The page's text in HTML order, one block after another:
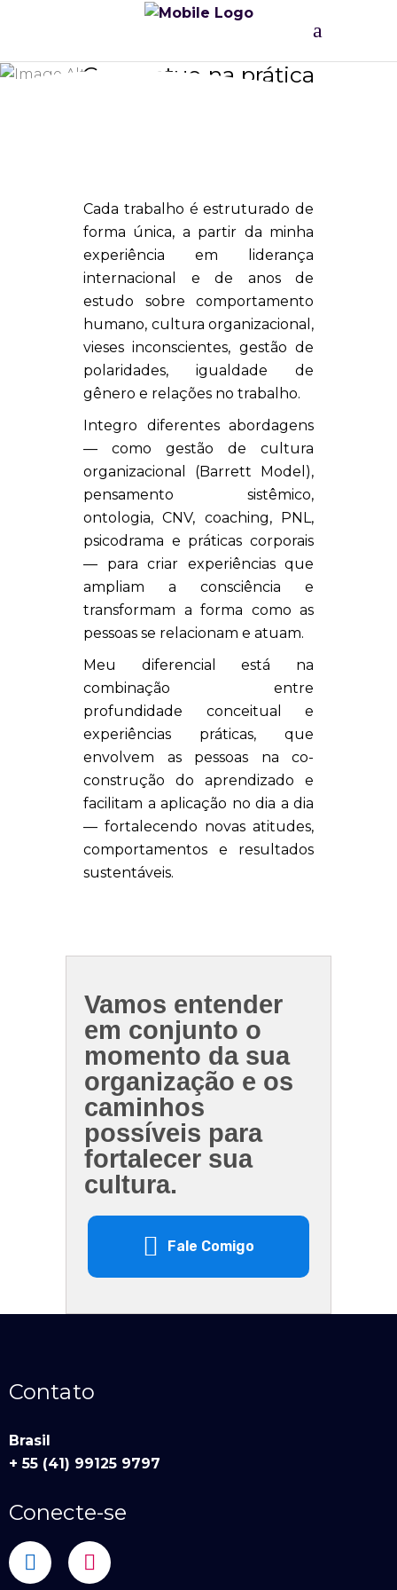
Como atuo na prática
Cada trabalho é estruturado de
forma única, a partir da minha
experiência em liderança
internacional e de anos de
estudo sobre comportamento
humano, cultura organizacional,
vieses inconscientes, gestão de
polaridades, igualdade de
gênero e relações no trabalho.
Integro diferentes abordagens
— como gestão de cultura
organizacional (Barrett Model),
pensamento sistêmico,
ontologia, CNV, coaching, PNL,
psicodrama e práticas corporais
— para criar experiências que
ampliam a consciência e
transformam a forma como as
pessoas se relacionam e atuam.
Meu diferencial está na
combinação entre
profundidade conceitual e
experiências práticas, que
envolvem as pessoas na co-
construção do aprendizado e
facilitam a aplicação no dia a dia
— fortalecendo novas atitudes,
comportamentos e resultados
sustentáveis.
Vamos entender
em conjunto o
momento da sua
organização e os
caminhos
possíveis para
fortalecer sua
cultura.
Fale Comigo
Contato
Brasil
+ 55 (41) 99125 9797
Conecte-se